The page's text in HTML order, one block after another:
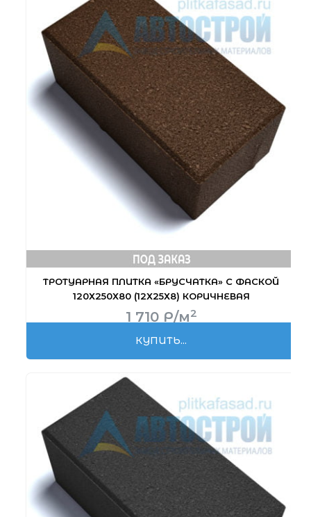
ТРОТУАРНАЯ ПЛИТКА «БРУСЧАТКА» С ФАСКОЙ
120Х250Х80 (12Х25Х8) КОРИЧНЕВАЯ
1 710 Р/м2
КУПИТЬ...